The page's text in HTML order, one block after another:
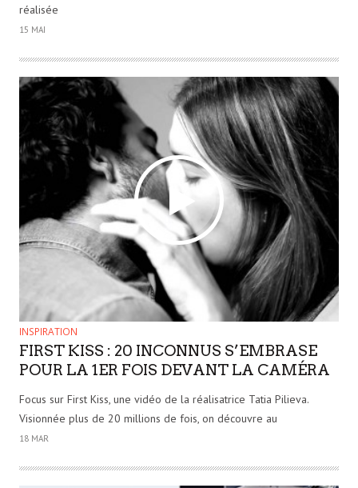
réalisée
15 MAI
INSPIRATION
FIRST KISS : 20 INCONNUS S’EMBRASE
POUR LA 1ER FOIS DEVANT LA CAMÉRA
Focus sur First Kiss, une vidéo de la réalisatrice Tatia Pilieva.
Visionnée plus de 20 millions de fois, on découvre au
18 MAR